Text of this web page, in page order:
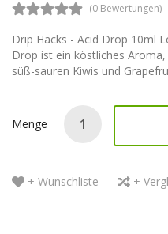
(0 Bewertungen)
Drip Hacks - Acid Drop 10ml
Drop ist ein köstliches
süß-sauren Kiwis und
Menge
+ Wunschliste +